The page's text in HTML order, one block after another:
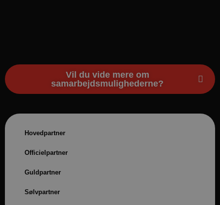
Vil du vide mere om
samarbejdsmulighederne?
Hovedpartner
Officielpartner
Guldpartner
Sølvpartner